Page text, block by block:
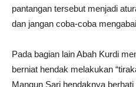
pantangan tersebut menjadi
dan jangan coba-coba
Pada bagian lain Abah Kurdi
berniat hendak melakukan
Mangun Sari hendaknya